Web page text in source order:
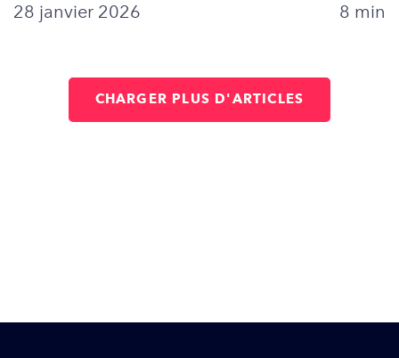
28 janvier 2026 8 min
CHARGER PLUS D'ARTICLES